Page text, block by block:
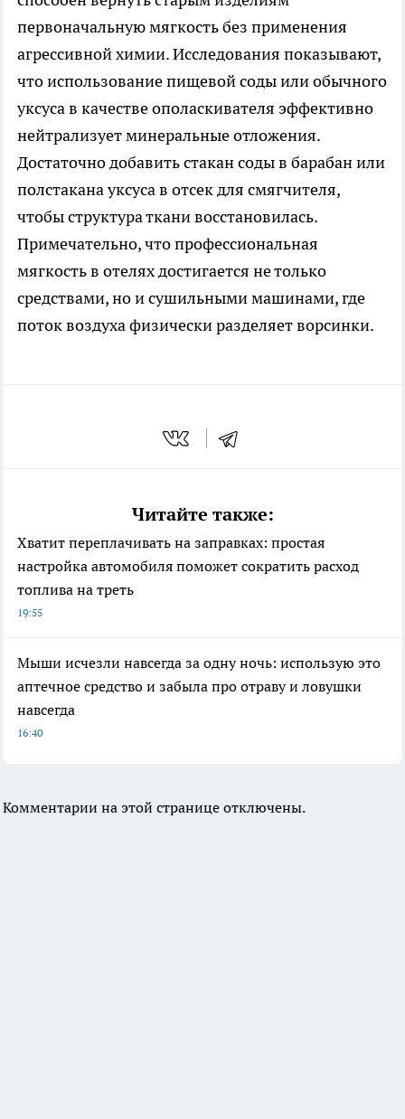
первоначальную мягкость без применения
агрессивной химии. Исследования показывают,
что использование пищевой соды или обычного
уксуса в качестве ополаскивателя эффективно
нейтрализует минеральные отложения.
Достаточно добавить стакан соды в барабан или
полстакана уксуса в отсек для смягчителя,
чтобы структура ткани восстановилась.
Примечательно, что профессиональная
мягкость в отелях достигается не только
средствами, но и сушильными машинами, где
поток воздуха физически разделяет ворсинки.
Читайте также:
Хватит переплачивать на заправках: простая
настройка автомобиля поможет сократить расход
топлива на треть
19:55
Мыши исчезли навсегда за одну ночь: использую это
аптечное средство и забыла про отраву и ловушки
навсегда
16:40
Комментарии на этой странице отключены.